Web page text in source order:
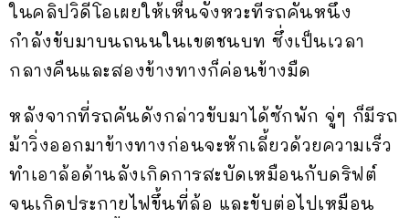
ในคลิปวิดีโอเผยให้เห็นจังหวะที่รถคันหนึ่ง
กำลังขับมาบนถนนในเขตชนบท ซึ่งเป็นเวลา
กลางคืนและสองข้างทางก็ค่อนข้างมืด
หลังจากที่รถคันดังกล่าวขับมาได้ซักพัก จู่ๆ ก็มีรถ
ม้าวิ่งออกมาข้างทางก่อนจะหักเลี้ยวด้วยความเร็ว
ทำเอาล้อด้านลังเกิดการสะบัดเหมือนกับดริฟต์
จนเกิดประกายไฟขึ้นที่ล้อ และขับต่อไปเหมือน